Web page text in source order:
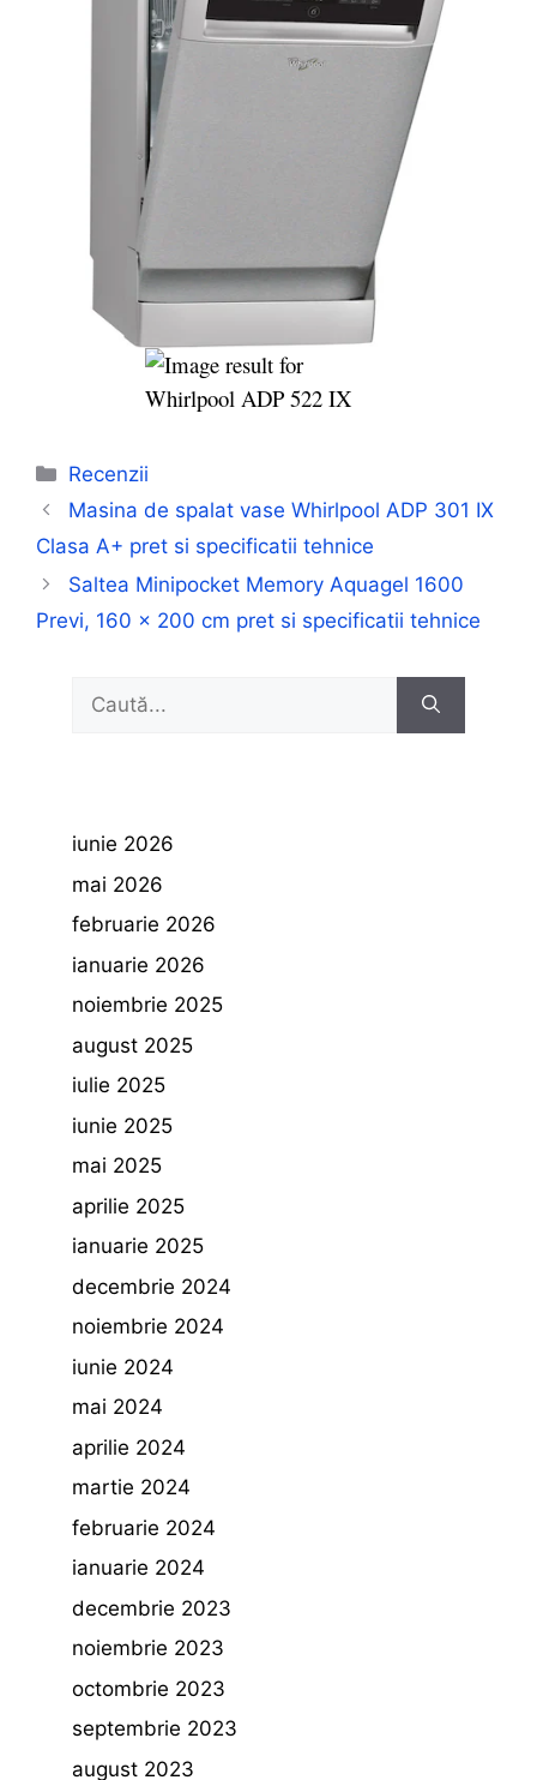
Categorii
Recenzii
Masina de spalat vase Whirlpool ADP 301 IX
Clasa A+ pret si specificatii tehnice
Saltea Minipocket Memory Aquagel 1600
Previ, 160 x 200 cm pret si specificatii tehnice
Caută
iunie 2026
mai 2026
februarie 2026
ianuarie 2026
noiembrie 2025
august 2025
iulie 2025
iunie 2025
mai 2025
aprilie 2025
ianuarie 2025
decembrie 2024
noiembrie 2024
iunie 2024
mai 2024
aprilie 2024
martie 2024
februarie 2024
ianuarie 2024
decembrie 2023
noiembrie 2023
octombrie 2023
septembrie 2023
august 2023